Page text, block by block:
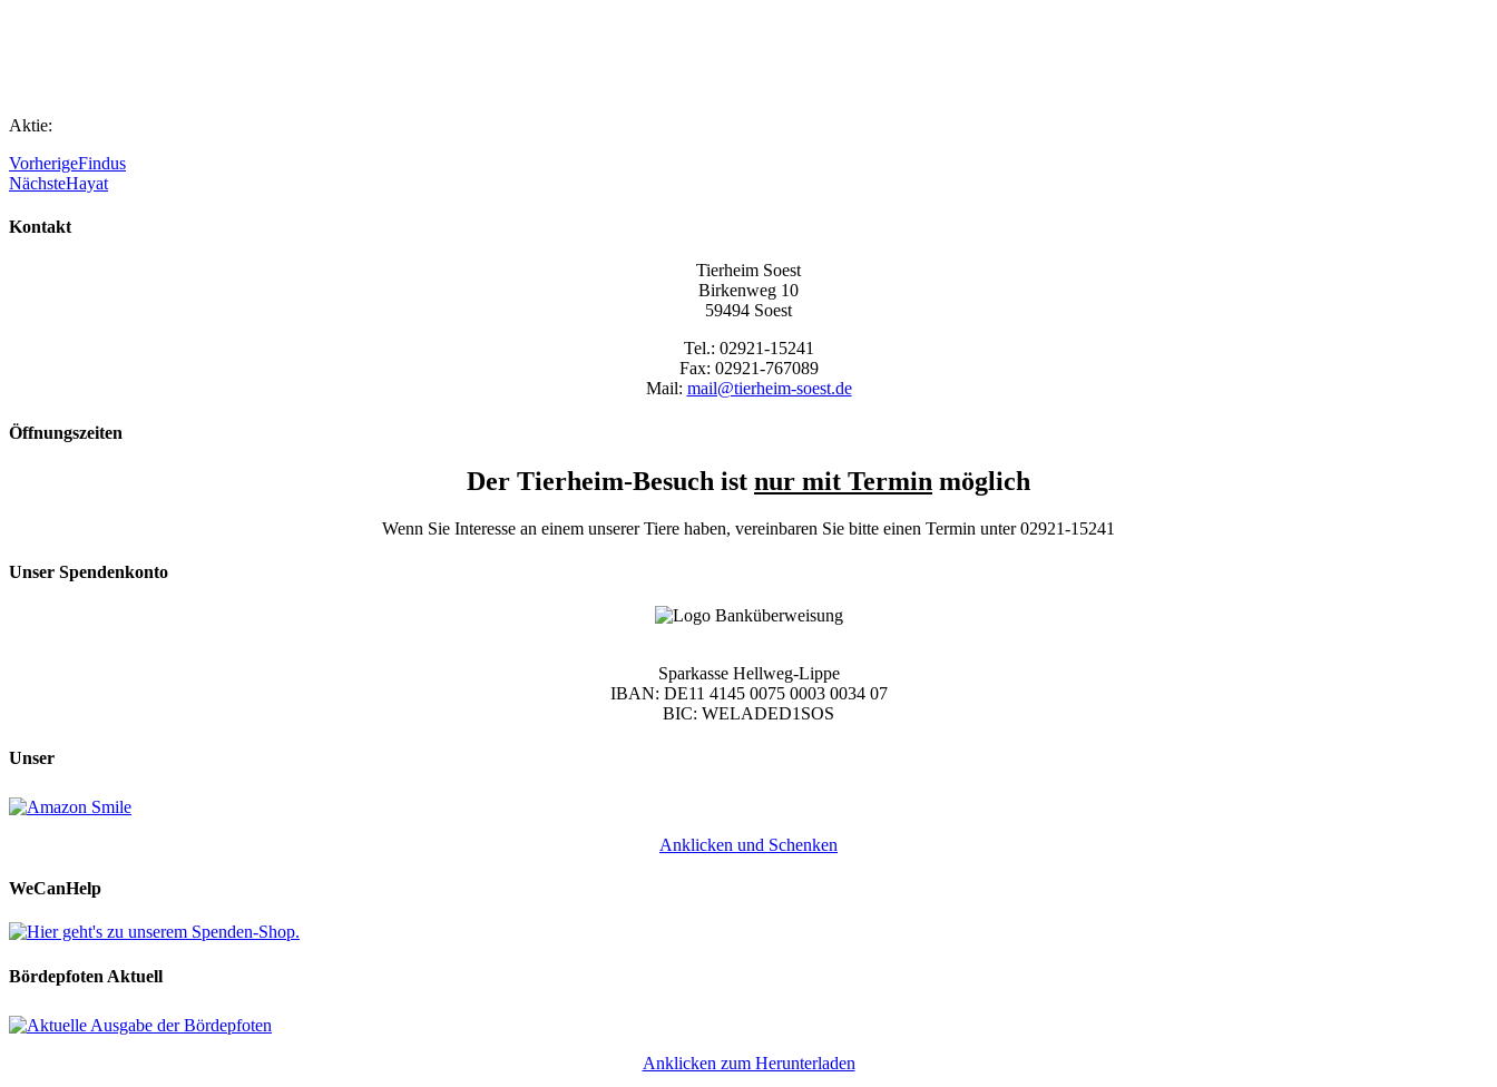
Aktie:
VorherigeFindus
NächsteHayat
Kontakt
Tierheim Soest
Birkenweg 10
59494 Soest
Tel.: 02921-15241
Fax: 02921-767089
Mail: mail@tierheim-soest.de
Öffnungszeiten
Der Tierheim-Besuch ist nur mit Termin möglich
Wenn Sie Interesse an einem unserer Tiere haben, vereinbaren Sie bitte einen Termin unter 02921-15241
Unser Spendenkonto
Sparkasse Hellweg-Lippe
IBAN: DE11 4145 0075 0003 0034 07
BIC: WELADED1SOS
Unser
Anklicken und Schenken
WeCanHelp
Bördepfoten Aktuell
Anklicken zum Herunterladen